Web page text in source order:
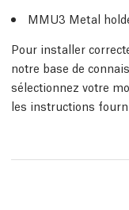
MMU3 Metal
Pour installer
notre base de
sélectionnez votre
les instructions